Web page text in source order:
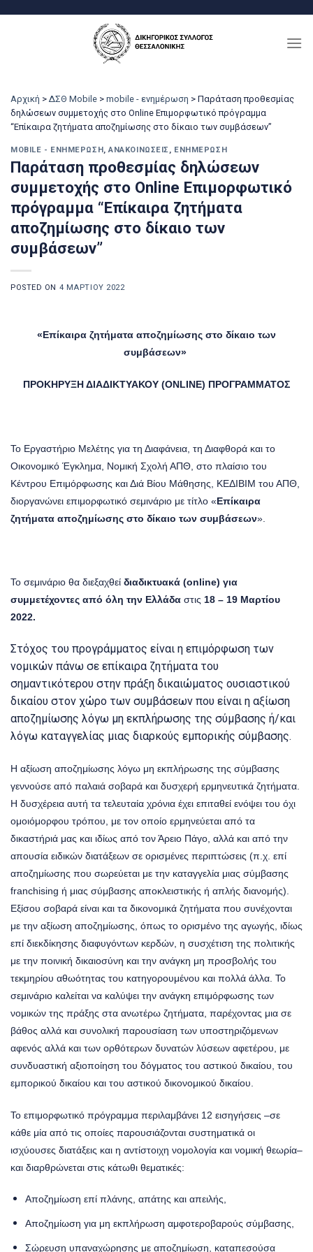
Αρχική > ΔΣΘ Mobile > mobile - ενημέρωση > Παράταση προθεσμίας
δηλώσεων συμμετοχής στο Online Επιμορφωτικό πρόγραμμα
“Επίκαιρα ζητήματα αποζημίωσης στο δίκαιο των συμβάσεων”
MOBILE - ΕΝΗΜΈΡΩΣΗ,ΑΝΑΚΟΙΝΏΣΕΙΣ , ΕΝΗΜΈΡΩΣΗ
Παράταση προθεσμίας δηλώσεων
συμμετοχής στο Online Επιμορφωτικό
πρόγραμμα “Επίκαιρα ζητήματα
αποζημίωσης στο δίκαιο των
συμβάσεων”
POSTED ON 4 ΜΑΡΤΊΟΥ 2022
«Επίκαιρα ζητήματα αποζημίωσης στο δίκαιο των
συμβάσεων»
ΠΡΟΚΗΡΥΞΗ ΔΙΑΔΙΚΤΥΑΚΟΥ (ONLINE) ΠΡΟΓΡΑΜΜΑΤΟΣ
Το Εργαστήριο Μελέτης για τη Διαφάνεια, τη Διαφθορά και το
Οικονομικό Έγκλημα, Νομική Σχολή ΑΠΘ, στο πλαίσιο του
Κέντρου Επιμόρφωσης και Διά Βίου Μάθησης, ΚΕΔΙΒΙΜ του ΑΠΘ,
διοργανώνει επιμορφωτικό σεμινάριο με τίτλο «Επίκαιρα
ζητήματα αποζημίωσης στο δίκαιο των συμβάσεων».
Το σεμινάριο θα διεξαχθεί διαδικτυακά (online) για
συμμετέχοντες από όλη την Ελλάδα στις 18 – 19 Μαρτίου
2022.
Στόχος του προγράμματος είναι η επιμόρφωση των
νομικών πάνω σε επίκαιρα ζητήματα του
σημαντικότερου στην πράξη δικαιώματος ουσιαστικού
δικαίου στον χώρο των συμβάσεων που είναι η αξίωση
αποζημίωσης λόγω μη εκπλήρωσης της σύμβασης ή/και
λόγω καταγγελίας μιας διαρκούς εμπορικής σύμβασης.
Η αξίωση αποζημίωσης λόγω μη εκπλήρωσης της σύμβασης
γεννούσε από παλαιά σοβαρά και δυσχερή ερμηνευτικά ζητήματα.
Η δυσχέρεια αυτή τα τελευταία χρόνια έχει επιταθεί ενόψει του όχι
ομοιόμορφου τρόπου, με τον οποίο ερμηνεύεται από τα
δικαστήριά μας και ιδίως από τον Άρειο Πάγο, αλλά και από την
απουσία ειδικών διατάξεων σε ορισμένες περιπτώσεις (π.χ. επί
αποζημίωσης που σωρεύεται με την καταγγελία μιας σύμβασης
franchising ή μιας σύμβασης αποκλειστικής ή απλής διανομής).
Εξίσου σοβαρά είναι και τα δικονομικά ζητήματα που συνέχονται
με την αξίωση αποζημίωσης, όπως το ορισμένο της αγωγής, ιδίως
επί διεκδίκησης διαφυγόντων κερδών, η συσχέτιση της πολιτικής
με την ποινική δικαιοσύνη και την ανάγκη μη προσβολής του
τεκμηρίου αθωότητας του κατηγορουμένου και πολλά άλλα. Το
σεμινάριο καλείται να καλύψει την ανάγκη επιμόρφωσης των
νομικών της πράξης στα ανωτέρω ζητήματα, παρέχοντας μια σε
βάθος αλλά και συνολική παρουσίαση των υποστηριζόμενων
αφενός αλλά και των ορθότερων δυνατών λύσεων αφετέρου, με
συνδυαστική αξιοποίηση του δόγματος του αστικού δικαίου, του
εμπορικού δικαίου και του αστικού δικονομικού δικαίου.
Το επιμορφωτικό πρόγραμμα περιλαμβάνει 12 εισηγήσεις –σε
κάθε μία από τις οποίες παρουσιάζονται συστηματικά οι
ισχύουσες διατάξεις και η αντίστοιχη νομολογία και νομική θεωρία–
και διαρθρώνεται στις κάτωθι θεματικές:
Αποζημίωση επί πλάνης, απάτης και απειλής,
Αποζημίωση για μη εκπλήρωση αμφοτεροβαρούς σύμβασης,
Σώρευση υπαναχώρησης με αποζημίωση, καταπεσούσα